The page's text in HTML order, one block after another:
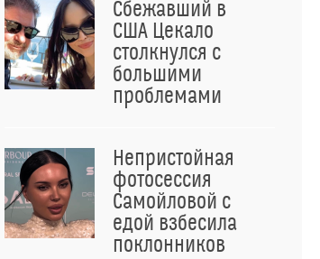
Сбежавший в
США Цекало
столкнулся с
большими
проблемами
Непристойная
фотосессия
Самойловой с
едой взбесила
поклонников